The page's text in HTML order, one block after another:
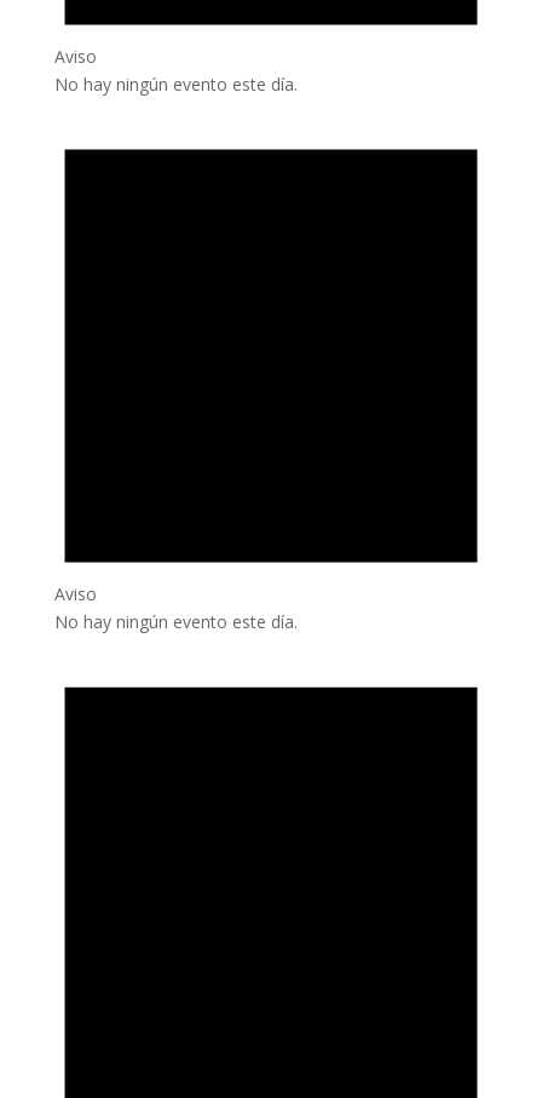
Aviso
No hay ningún evento este día.
Aviso
No hay ningún evento este día.